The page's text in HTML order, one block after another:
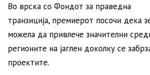
Во врска со Фондот за праведна
транзиција, премиерот посочи дека
можела да привлече значителни
регионите на јаглен доколку се
проектите.